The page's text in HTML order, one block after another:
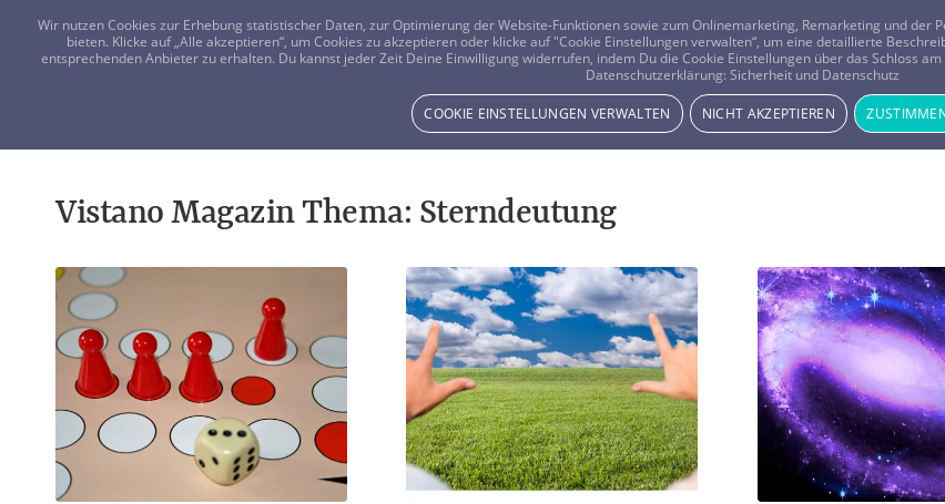
Beratung
Vistano Magazin Thema: Sterndeutung
Wir nutzen Cookies zur Erhebung statistischer Daten, zur Optimierung der Website-Funktionen sowie zum Onlinemarketing, Remarketing und
bieten. Klicke auf „Alle akzeptieren“, um Cookies zu akzeptieren oder klicke auf "Cookie Einstellungen verwalten“, um eine detaillierte
entsprechenden Anbieter zu erhalten. Du kannst jeder Zeit Deine Einwilligung widerrufen, indem Du die Cookie Einstellungen über das Schloss
Datenschutzerklärung: Sicherheit und Datenschutz
COOKIE EINSTELLUNGEN VERWALTEN NICHT AKZEPTIEREN